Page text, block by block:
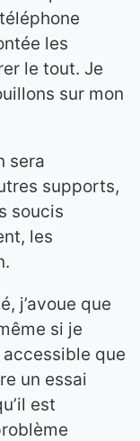
les
le tout. Je
sur mon
sera
supports,
soucis
les
j’avoue que
si je
que
un essai
est